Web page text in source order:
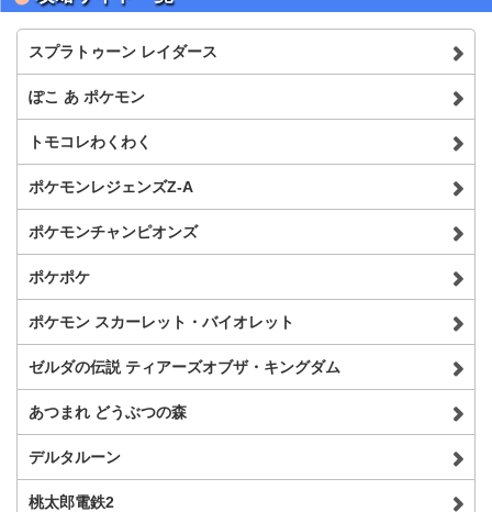
スプラトゥーン レイダース
ぽこ あ ポケモン
トモコレわくわく
ポケモンレジェンズZ-A
ポケモンチャンピオンズ
ポケポケ
ポケモン スカーレット・バイオレット
ゼルダの伝説 ティアーズオブザ・キングダム
あつまれ どうぶつの森
デルタルーン
桃太郎電鉄2